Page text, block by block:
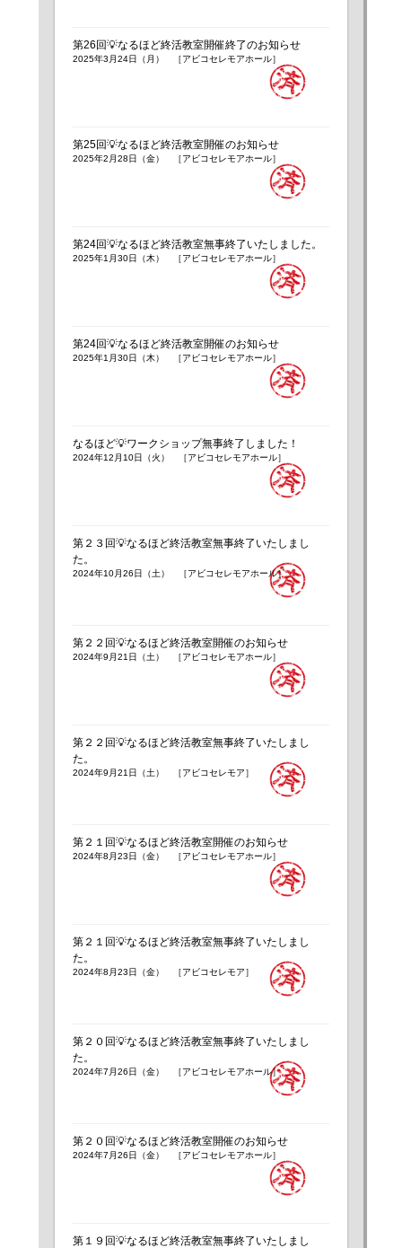
第26回💡なるほど終活教室開催終了のお知らせ
2025年3月24日（月） ［アビコセレモアホール］
第25回💡なるほど終活教室開催のお知らせ
2025年2月28日（金） ［アビコセレモアホール］
第24回💡なるほど終活教室無事終了いたしました。
2025年1月30日（木） ［アビコセレモアホール］
第24回💡なるほど終活教室開催のお知らせ
2025年1月30日（木） ［アビコセレモアホール］
なるほど💡ワークショップ無事終了しました！
2024年12月10日（火） ［アビコセレモアホール］
第２３回💡なるほど終活教室無事終了いたしまし
た。
2024年10月26日（土） ［アビコセレモアホール］
第２２回💡なるほど終活教室開催のお知らせ
2024年9月21日（土） ［アビコセレモアホール］
第２２回💡なるほど終活教室無事終了いたしまし
た。
2024年9月21日（土） ［アビコセレモア］
第２１回💡なるほど終活教室開催のお知らせ
2024年8月23日（金） ［アビコセレモアホール］
第２１回💡なるほど終活教室無事終了いたしまし
た。
2024年8月23日（金） ［アビコセレモア］
第２０回💡なるほど終活教室無事終了いたしまし
た。
2024年7月26日（金） ［アビコセレモアホール］
第２０回💡なるほど終活教室開催のお知らせ
2024年7月26日（金） ［アビコセレモアホール］
第１９回💡なるほど終活教室無事終了いたしまし